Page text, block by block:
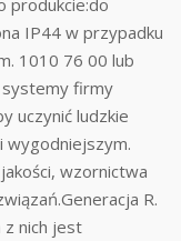
IP44 w przypadku
1010 76 00 lub
systemy firmy
uczynić ludzkie
wygodniejszym.
wzornictwa
R.
z nich jest